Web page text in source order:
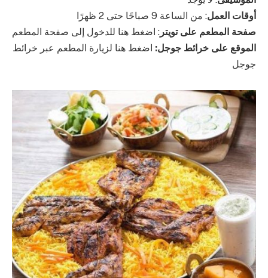
أوقات العمل: من الساعة 9 صباحًا حتى 2 ظهرًا
صفحة المطعم على تويتر : اضغط هنا للدخول إلى صفحة المطعم
الموقع على خرائط جوجل: اضغط هنا لزيارة المطعم عبر خرائط
جوجل